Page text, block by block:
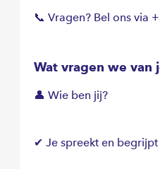
📞 Vragen? Bel ons via
Wat vragen we van
👤 Wie ben jij?
✔ Je spreekt en